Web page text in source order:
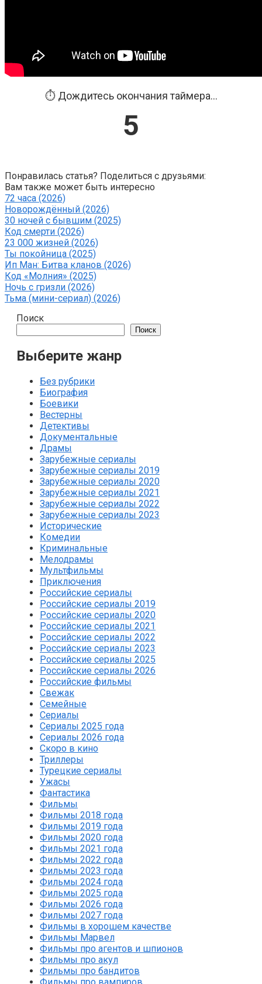
⏱️ Дождитесь окончания таймера...
5
Понравилась статья? Поделиться с друзьями:
Вам также может быть интересно
72 часа (2026)
Новорождённый (2026)
30 ночей с бывшим (2025)
Код смерти (2026)
23 000 жизней (2026)
Ты покойница (2025)
Ип Ман: Битва кланов (2026)
Код «Молния» (2025)
Ночь с гризли (2026)
Тьма (мини-сериал) (2026)
Поиск
Поиск
Выберите жанр
Без рубрики
Биография
Боевики
Вестерны
Детективы
Документальные
Драмы
Зарубежные сериалы
Зарубежные сериалы 2019
Зарубежные сериалы 2020
Зарубежные сериалы 2021
Зарубежные сериалы 2022
Зарубежные сериалы 2023
Исторические
Комедии
Криминальные
Мелодрамы
Мультфильмы
Приключения
Российские сериалы
Российские сериалы 2019
Российские сериалы 2020
Российские сериалы 2021
Российские сериалы 2022
Российские сериалы 2023
Российские сериалы 2025
Российские сериалы 2026
Российские фильмы
Свежак
Семейные
Сериалы
Сериалы 2025 года
Сериалы 2026 года
Скоро в кино
Триллеры
Турецкие сериалы
Ужасы
Фантастика
Фильмы
Фильмы 2018 года
Фильмы 2019 года
Фильмы 2020 года
Фильмы 2021 года
Фильмы 2022 года
Фильмы 2023 года
Фильмы 2024 года
Фильмы 2025 года
Фильмы 2026 года
Фильмы 2027 года
Фильмы в хорошем качестве
Фильмы Марвел
Фильмы про агентов и шпионов
Фильмы про акул
Фильмы про бандитов
Фильмы про вампиров